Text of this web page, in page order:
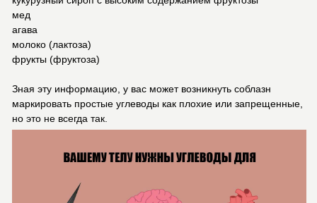
мед
агава
молоко (лактоза)
фрукты (фруктоза)
Зная эту информацию, у вас может возникнуть соблазн
маркировать простые углеводы как плохие или запрещенные,
но это не всегда так.